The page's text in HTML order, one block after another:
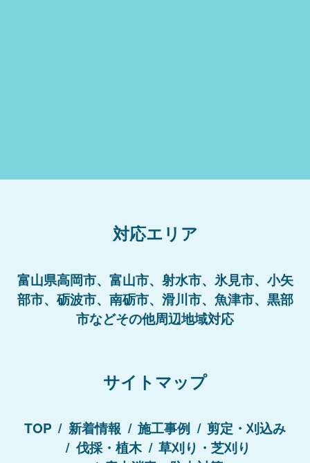
対応エリア
富山県高岡市、富山市、射水市、氷見市、小矢
部市、砺波市、南砺市、滑川市、魚津市、黒部
市などその他周辺地域対応
サイトマップ
TOP 新着情報 施工事例
剪定・刈込み
伐採・植木
草刈り・芝刈り